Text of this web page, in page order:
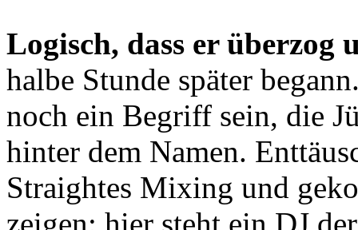
Logisch, dass er überzog
halbe Stunde später
noch ein Begriff sein, die
hinter dem Namen.
Straightes Mixing und
zeigen: hier steht ein DJ